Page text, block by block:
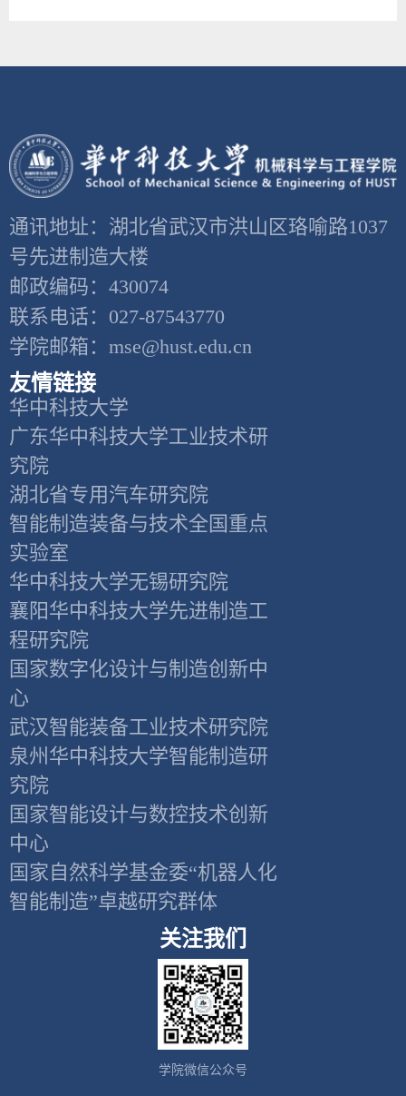
通讯地址：湖北省武汉市洪山区珞喻路1037
号先进制造大楼
邮政编码：430074
联系电话：027-87543770
学院邮箱：mse@hust.edu.cn
友情链接
华中科技大学
广东华中科技大学工业技术研
究院
湖北省专用汽车研究院
智能制造装备与技术全国重点
实验室
华中科技大学无锡研究院
襄阳华中科技大学先进制造工
程研究院
国家数字化设计与制造创新中
心
武汉智能装备工业技术研究院
泉州华中科技大学智能制造研
究院
国家智能设计与数控技术创新
中心
国家自然科学基金委“机器人化
智能制造”卓越研究群体
关注我们
学院微信公众号